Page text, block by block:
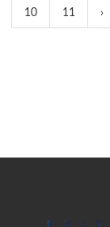
10 11 ›